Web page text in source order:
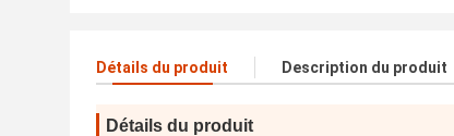
Détails du produit Description du produit
Détails du produit